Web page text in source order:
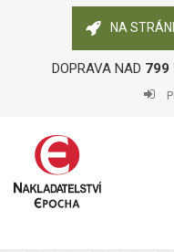
NA
DOPRAVA NAD 799